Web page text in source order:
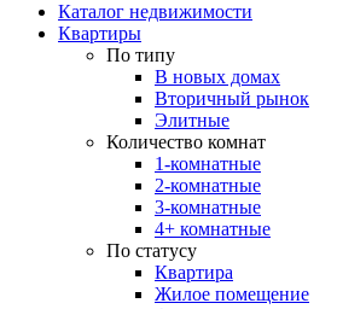
Каталог недвижимости
Квартиры
По типу
В новых домах
Вторичный рынок
Элитные
Количество комнат
1-комнатные
2-комнатные
3-комнатные
4+ комнатные
По статусу
Квартира
Жилое помещение